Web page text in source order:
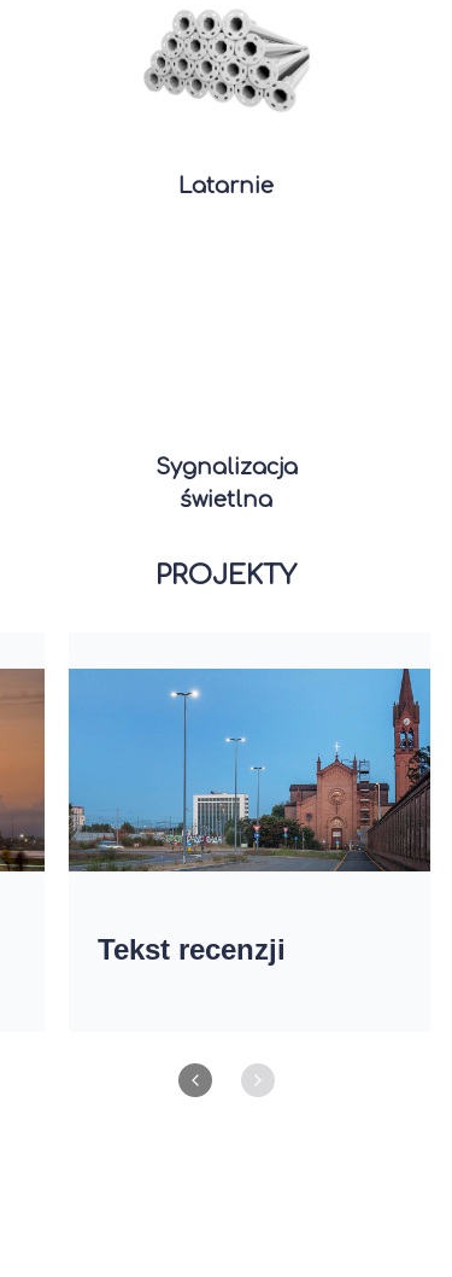
Latarnie
Sygnalizacja
świetlna
PROJEKTY
Tekst recenzji